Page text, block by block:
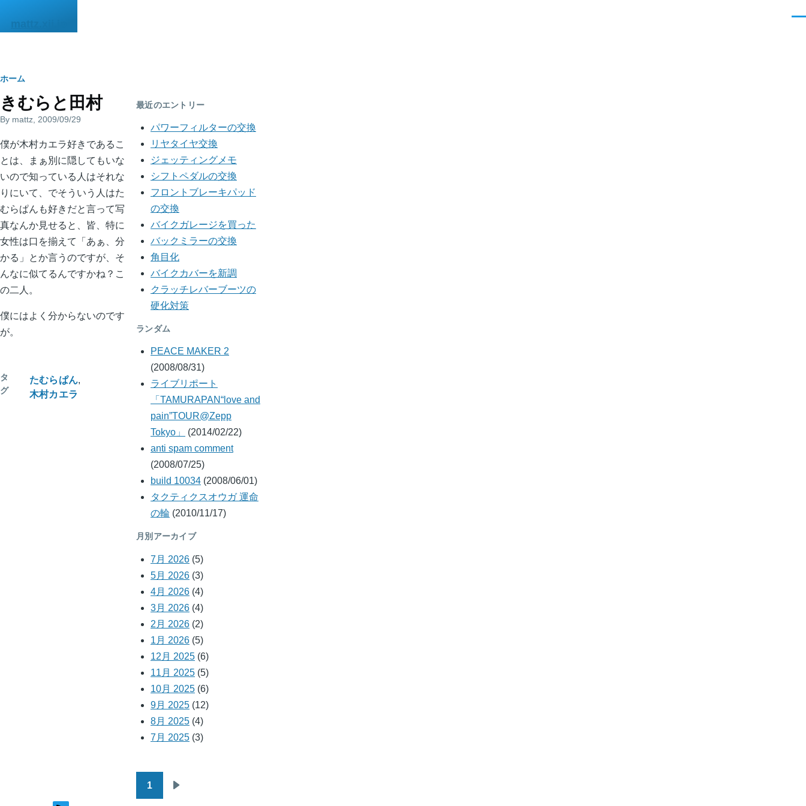
mattz.xii.jp
パ
ン
く
ず
ホーム
きむらと田村
By mattz , 2009/09/29
僕が木村カエラ好きであるこ
とは、まぁ別に隠してもいな
いので知っている人はそれな
りにいて、でそういう人はた
むらぱんも好きだと言って写
真なんか見せると、皆、特に
女性は口を揃えて「あぁ、分
かる」とか言うのですが、そ
んなに似てるんですかね？こ
の二人。
僕にはよく分からないのです
が。
タ
グ
たむらぱん
木村カエラ
最近のエントリー
パワーフィルターの交換
リヤタイヤ交換
ジェッティングメモ
シフトペダルの交換
フロントブレーキパッド
の交換
バイクガレージを買った
バックミラーの交換
角目化
バイクカバーを新調
クラッチレバーブーツの
硬化対策
ランダム
PEACE MAKER 2
(2008/08/31)
ライブリポート
「TAMURAPAN“love and
pain”TOUR@Zepp
Tokyo」
(2014/02/22)
anti spam comment
(2008/07/25)
build 10034 (2008/06/01)
タクティクスオウガ 運命
の輪 (2010/11/17)
月別アーカイブ
7月 2026 (5)
5月 2026 (3)
4月 2026 (4)
3月 2026 (4)
2月 2026 (2)
1月 2026 (5)
12月 2025 (6)
11月 2025 (5)
10月 2025 (6)
9月 2025 (12)
8月 2025 (4)
7月 2025 (3)
1